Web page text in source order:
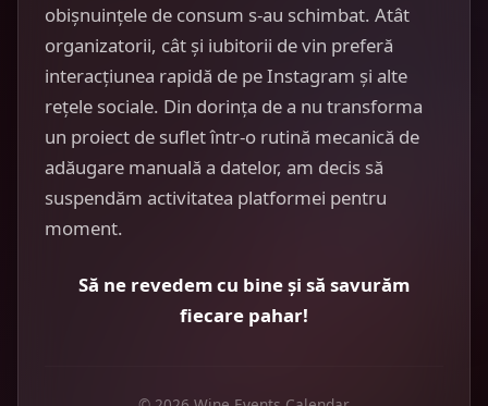
obișnuințele de consum s-au schimbat. Atât
organizatorii, cât și iubitorii de vin preferă
interacțiunea rapidă de pe Instagram și alte
rețele sociale. Din dorința de a nu transforma
un proiect de suflet într-o rutină mecanică de
adăugare manuală a datelor, am decis să
suspendăm activitatea platformei pentru
moment.
Să ne revedem cu bine și să savurăm
fiecare pahar!